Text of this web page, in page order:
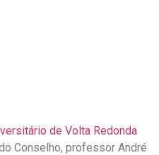
de Volta Redonda
Conselho, professor André